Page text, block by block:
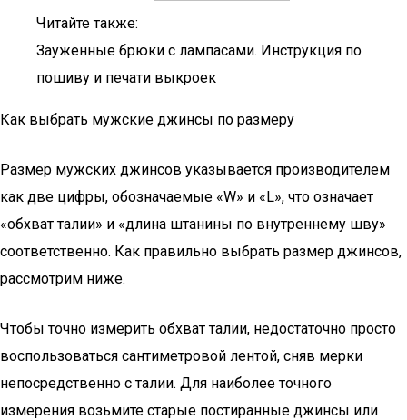
Читайте также:
Зауженные брюки с лампасами. Инструкция по
пошиву и печати выкроек
Как выбрать мужские джинсы по размеру
Размер мужских джинсов указывается производителем
как две цифры, обозначаемые «W» и «L», что означает
«обхват талии» и «длина штанины по внутреннему шву»
соответственно. Как правильно выбрать размер джинсов,
рассмотрим ниже.
Чтобы точно измерить обхват талии, недостаточно просто
воспользоваться сантиметровой лентой, сняв мерки
непосредственно с талии. Для наиболее точного
измерения возьмите старые постиранные джинсы или